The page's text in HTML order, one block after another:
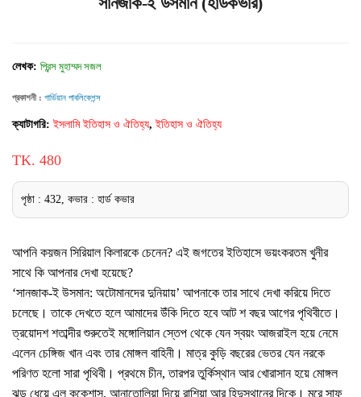
লেখক: প্রিন্স মুহাম্মদ সজল
প্রকাশনী : গার্ডিয়ান পাবলিকেশন্স
ক্যাটাগরি: ইসলামি ইতিহাস ও ঐতিহ্য, ইতিহাস ও ঐতিহ্য
TK. 480
পৃষ্ঠা : 432, কভার : হার্ড কভার
আপনি কয়জন সিরিয়াল কিলারকে চেনেন? এই জগতের ইতিহাসে ভয়ংকরতম খুনীর
সাথে কি আপনার দেখা হয়েছে?
‘সানজাক-ই উসমান: অটোমানদের দুনিয়ায়’ আপনাকে তার সাথে দেখা করিয়ে দিতে
চলেছে। তাকে দেখতে হলে আমাদের উঁকি দিতে হবে আট শ বছর আগের পৃথিবীতে।
ত্রয়োদশ শতাব্দীর শুরুতেই মঙ্গোলিয়ান স্তেপ থেকে যেন স্বয়ং আজরাইল হয়ে নেমে
এলেন চেঙ্গিজ খান এবং তার মোঙ্গল বাহিনী। মাত্র কুড়ি বছরের ভেতর যেন নরকে
পরিণত হলো সারা পৃথিবী। প্রথমে চীন, তারপর তুর্কিস্থান আর খোরাসান হয়ে মোঙ্গল
ঝড় ধেয়ে এল ককেশাস, আনাতোলিয়া দিয়ে রাশিয়া আর হিন্দুস্থানের দিকে। মরে সাফ